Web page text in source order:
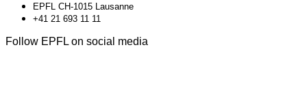
EPFL CH-1015 Lausanne
+41 21 693 11 11
Follow EPFL on social media